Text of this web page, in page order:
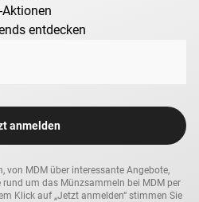
entdecken
anmelden
von MDM über interessante Angebote,
um das Münzsammeln bei MDM per
Klick auf „Jetzt anmelden“ stimmen Sie